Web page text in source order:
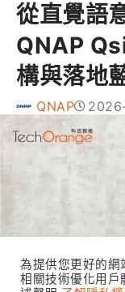
從直覺語
QNAP
構與落地
QNAP
為提供您更好的
相關技術優化用戶